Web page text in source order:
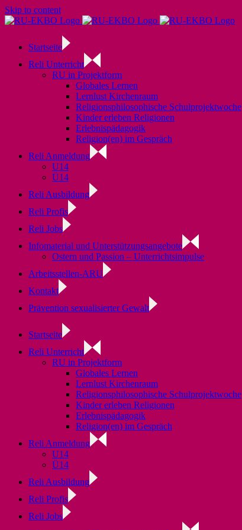
Skip to content
Startseite
Reli Unterricht
RU in Projektform
Globales Lernen
Lernlust Kirchenraum
Religionsphilosophische Schulprojektwoche
Kinder erleben Religionen
Erlebnispädagogik
Religion(en) im Gespräch
Reli Anmeldung
U14
Ü14
Reli Ausbildung
Reli Profis
Reli Jobs
Infomaterial und Unterstützungsangebote
Ostern und Passion – Unterrichtsimpulse
Arbeitsstellen-ARU
Kontakt
Prävention sexualisierter Gewalt
Startseite
Reli Unterricht
RU in Projektform
Globales Lernen
Lernlust Kirchenraum
Religionsphilosophische Schulprojektwoche
Kinder erleben Religionen
Erlebnispädagogik
Religion(en) im Gespräch
Reli Anmeldung
U14
Ü14
Reli Ausbildung
Reli Profis
Reli Jobs